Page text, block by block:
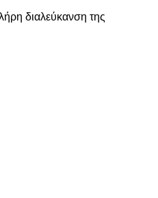
διαλεύκανση της